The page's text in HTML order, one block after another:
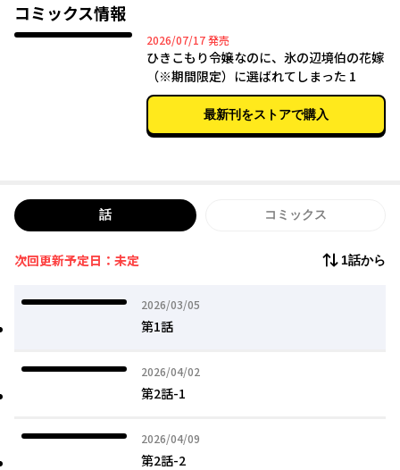
ところがこっそり育てているゴランちゃん（マンドラゴラ）が会
場に飛び込んでしまい、
「この者が『花嫁候補』です！」
冷たく不愛想なエリアスから"適当に"指名され、
コミックス情報
2026/07/172026年07月17日
発売
ひきこもり令嬢なのに、氷の辺境伯の花嫁
（※期間限定）に選ばれてしまった 1
最新刊をストアで購入
話 コミックス
次回更新予定日：未定 1話から
2026/03/05
2026年03月05日
第1話
2026/04/02
2026年04月02日
第2話-1
2026/04/09
2026年04月09日
第2話-2